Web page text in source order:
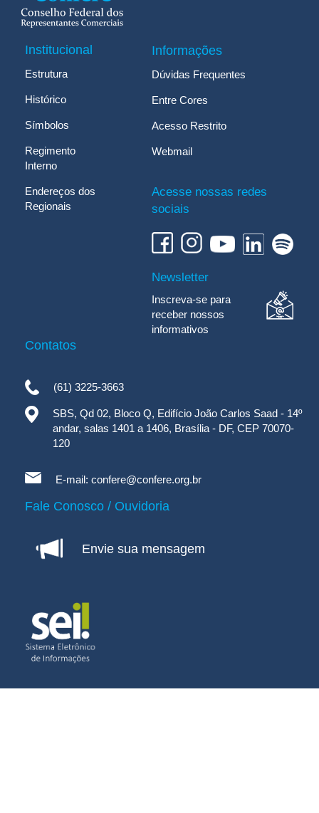
Institucional
Estrutura
Histórico
Símbolos
Regimento
Interno
Endereços dos
Regionais
Informações
Dúvidas Frequentes
Entre Cores
Acesso Restrito
Webmail
Acesse nossas redes
sociais
Newsletter
Inscreva-se para
receber nossos
informativos
Contatos
(61) 3225-3663
SBS, Qd 02, Bloco Q, Edifício João Carlos Saad - 14º
andar, salas 1401 a 1406, Brasília - DF, CEP 70070-
120
E-mail: confere@confere.org.br
Fale Conosco / Ouvidoria
Envie sua mensagem